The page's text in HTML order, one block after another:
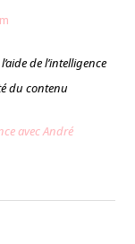
de l’intelligence
du contenu
avec André